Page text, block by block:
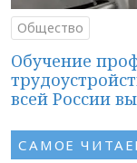
Общество
Обучение
всей России
САМОЕ